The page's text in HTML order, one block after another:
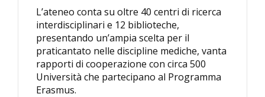
L’ateneo conta su oltre 40 centri di ricerca
interdisciplinari e 12 biblioteche,
presentando un’ampia scelta per il
praticantato nelle discipline mediche, vanta
rapporti di cooperazione con circa 500
Università che partecipano al Programma
Erasmus.